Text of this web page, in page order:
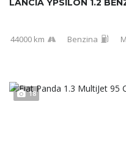
44000 km Benzina
18